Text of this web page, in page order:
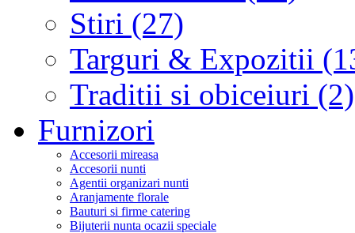
Stiri (27)
Targuri & Expozitii
Traditii si obiceiuri (2)
Furnizori
Accesorii mireasa
Accesorii nunti
Agentii organizari nunti
Aranjamente florale
Bauturi si firme catering
Bijuterii nunta ocazii speciale